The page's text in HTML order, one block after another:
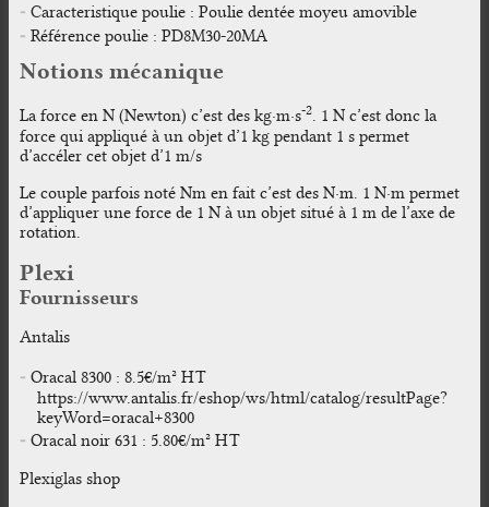
Caracteristique poulie : Poulie dentée moyeu amovible
Référence poulie : PD8M30-20MA
Notions mécanique
La force en N (Newton) c’est des kg·m·s-2. 1 N c’est donc la
force qui appliqué à un objet d’1 kg pendant 1 s permet
d’accéler cet objet d’1 m/s
Le couple parfois noté Nm en fait c’est des N·m. 1 N·m permet
d’appliquer une force de 1 N à un objet situé à 1 m de l’axe de
rotation.
Plexi
Fournisseurs
Antalis
Oracal 8300 : 8.5€/m² HT
https://www.antalis.fr/eshop/ws/html/catalog/resultPage?
keyWord=oracal+8300
Oracal noir 631 : 5.80€/m² HT
Plexiglas shop